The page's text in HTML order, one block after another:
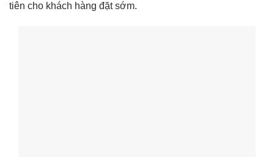
tiên cho khách hàng đặt sớm.